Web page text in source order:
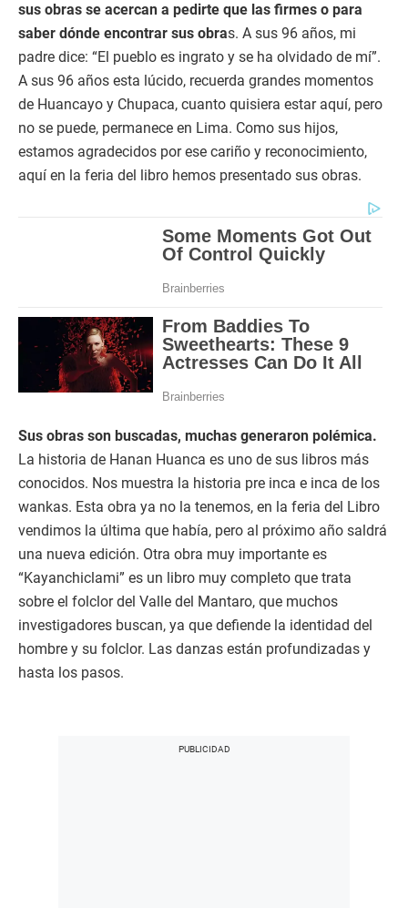
sus obras se acercan a pedirte que las firmes o para
saber dónde encontrar sus obras. A sus 96 años, mi
padre dice: “El pueblo es ingrato y se ha olvidado de mí”.
A sus 96 años esta lúcido, recuerda grandes momentos
de Huancayo y Chupaca, cuanto quisiera estar aquí, pero
no se puede, permanece en Lima. Como sus hijos,
estamos agradecidos por ese cariño y reconocimiento,
aquí en la feria del libro hemos presentado sus obras.
Sus obras son buscadas, muchas generaron polémica.
La historia de Hanan Huanca es uno de sus libros más
conocidos. Nos muestra la historia pre inca e inca de los
wankas. Esta obra ya no la tenemos, en la feria del Libro
vendimos la última que había, pero al próximo año saldrá
una nueva edición. Otra obra muy importante es
“Kayanchiclami” es un libro muy completo que trata
sobre el folclor del Valle del Mantaro, que muchos
investigadores buscan, ya que defiende la identidad del
hombre y su folclor. Las danzas están profundizadas y
hasta los pasos.